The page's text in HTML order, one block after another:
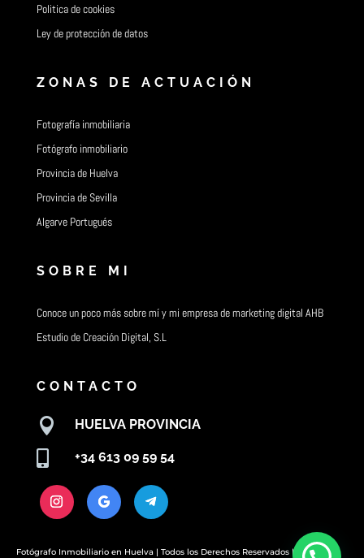
Politica de cookies
Ley de protección de datos
ZONAS DE ACTUACIÓN
Fotografía inmobiliaria
Fotógrafo inmobiliario
Provincia de Huelva
Provincia de Sevilla
Algarve Portugués
SOBRE MI
Conoce un poco más sobre mí y mi empresa de marketing digital AHB
Estudio de Creación Digital, S.L
CONTACTO
 HUELVA PROVINCIA
+34 613 09 59 54
Fotógrafo Inmobiliario en Huelva | Todos los Derechos Reservados |